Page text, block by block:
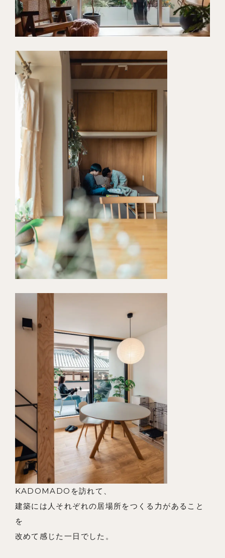
KADOMADOを訪れて、
建築には人それぞれの居場所をつくる力があること
を
改めて感じた一日でした。